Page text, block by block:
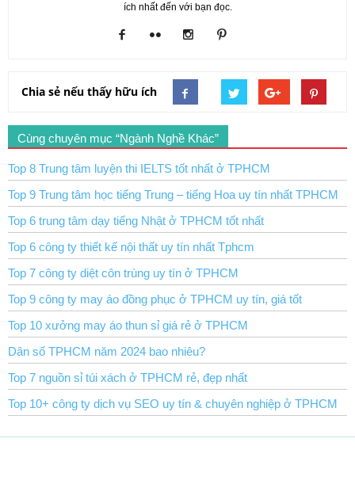
ích nhất đến với bạn đọc.
Chia sẻ nếu thấy hữu ích
Cùng chuyên mục “Ngành Nghề Khác”
Top 8 Trung tâm luyện thi IELTS tốt nhất ở TPHCM
Top 9 Trung tâm học tiếng Trung – tiếng Hoa uy tín nhất TPHCM
Top 6 trung tâm dạy tiếng Nhật ở TPHCM tốt nhất
Top 6 công ty thiết kế nội thất uy tín nhất Tphcm
Top 7 công ty diệt côn trùng uy tín ở TPHCM
Top 9 công ty may áo đồng phục ở TPHCM uy tín, giá tốt
Top 10 xưởng may áo thun sỉ giá rẻ ở TPHCM
Dân số TPHCM năm 2024 bao nhiêu?
Top 7 nguồn sỉ túi xách ở TPHCM rẻ, đẹp nhất
Top 10+ công ty dịch vụ SEO uy tín & chuyên nghiệp ở TPHCM